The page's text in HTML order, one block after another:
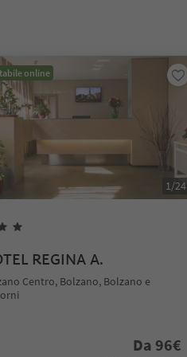
online
1/24
REGINA A.
Centro, Bolzano, Bolzano e
Da 96€